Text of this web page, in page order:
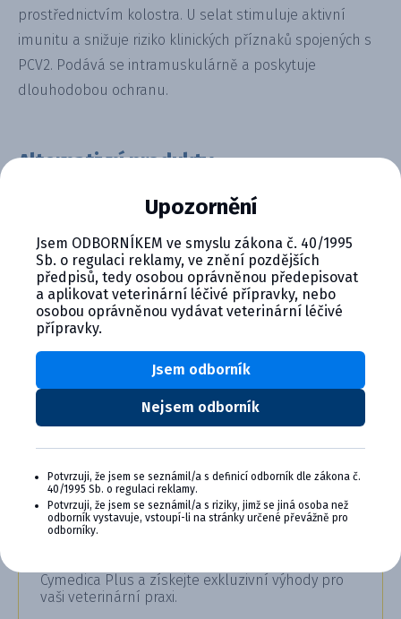
prostřednictvím kolostra. U selat stimuluje aktivní
imunitu a snižuje riziko klinických příznaků spojených s
PCV2. Podává se intramuskulárně a poskytuje
dlouhodobou ochranu.
Alternativní produkty
Detail produktu
CYMEDICA PLUS: VĚRNOST, KTERÁ
SE VYPLÁCÍ
Cymedica Plus a získejte exkluzivní výhody pro
vaši veterinární praxi.
Upozornění
Jsem ODBORNÍKEM ve smyslu zákona č. 40/1995
Sb. o regulaci reklamy, ve znění pozdějších
předpisů, tedy osobou oprávněnou předepisovat
a aplikovat veterinární léčivé přípravky, nebo
osobou oprávněnou vydávat veterinární léčivé
přípravky.
Nejsem odborník
Jsem odborník
Potvrzuji, že jsem se seznámil/a s definicí odborník dle zákona č.
40/1995 Sb. o regulaci reklamy.
Potvrzuji, že jsem se seznámil/a s riziky, jimž se jiná osoba než
odborník vystavuje, vstoupí-li na stránky určené převážně pro
odborníky.